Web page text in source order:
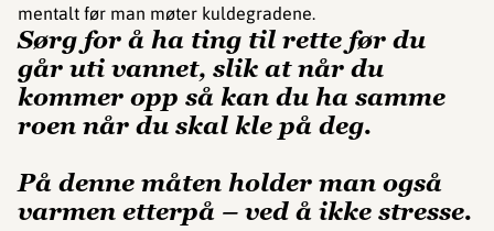
mentalt før man møter kuldegradene.
Sørg for å ha ting til rette før du
går uti vannet, slik at når du
kommer opp så kan du ha samme
roen når du skal kle på deg.
På denne måten holder man også
varmen etterpå – ved å ikke stresse.